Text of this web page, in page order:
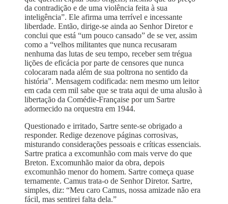
da contradição e de uma violência feita à sua
inteligência”. Ele afirma uma terrível e incessante
liberdade. Então, dirige-se ainda ao Senhor Diretor e
conclui que está “um pouco cansado” de se ver, assim
como a “velhos militantes que nunca recusaram
nenhuma das lutas de seu tempo, receber sem trégua
lições de eficácia por parte de censores que nunca
colocaram nada além de sua poltrona no sentido da
história”. Mensagem codificada: nem mesmo um leitor
em cada cem mil sabe que se trata aqui de uma alusão à
libertação da Comédie-Française por um Sartre
adormecido na orquestra em 1944.
Questionado e irritado, Sartre sente-se obrigado a
responder. Redige dezenove páginas corrosivas,
misturando considerações pessoais e críticas essenciais.
Sartre pratica a excomunhão com mais verve do que
Breton. Excomunhão maior da obra, depois
excomunhão menor do homem. Sartre começa quase
ternamente. Camus trata-o de Senhor Diretor. Sartre,
simples, diz: “Meu caro Camus, nossa amizade não era
fácil, mas sentirei falta dela.”